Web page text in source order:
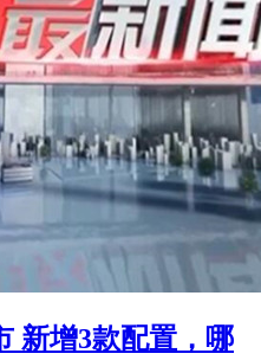
新增3款配置，哪